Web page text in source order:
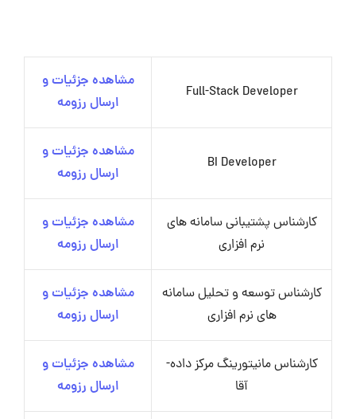
Full-Stack Developer
مشاهده جزئیات و
ارسال رزومه
BI Developer
مشاهده جزئیات و
ارسال رزومه
کارشناس پشتیبانی سامانه های
نرم افزاری
مشاهده جزئیات و
ارسال رزومه
کارشناس توسعه و تحلیل سامانه
های نرم افزاری
مشاهده جزئیات و
ارسال رزومه
کارشناس مانیتورینگ مرکز داده-
آقا
مشاهده جزئیات و
ارسال رزومه